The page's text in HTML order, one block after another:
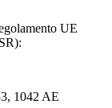
UE
1042 AE